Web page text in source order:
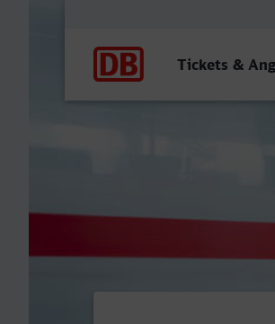
Tickets &
Regensburg